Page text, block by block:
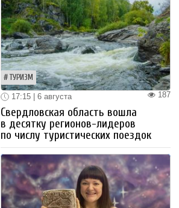
ТУРИЗМ
187
17:15 | 6 августа
Свердловская область вошла
в десятку регионов-лидеров
по числу туристических поездок